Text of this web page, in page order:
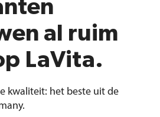
al ruim
LaVita.
kwaliteit: het beste uit de